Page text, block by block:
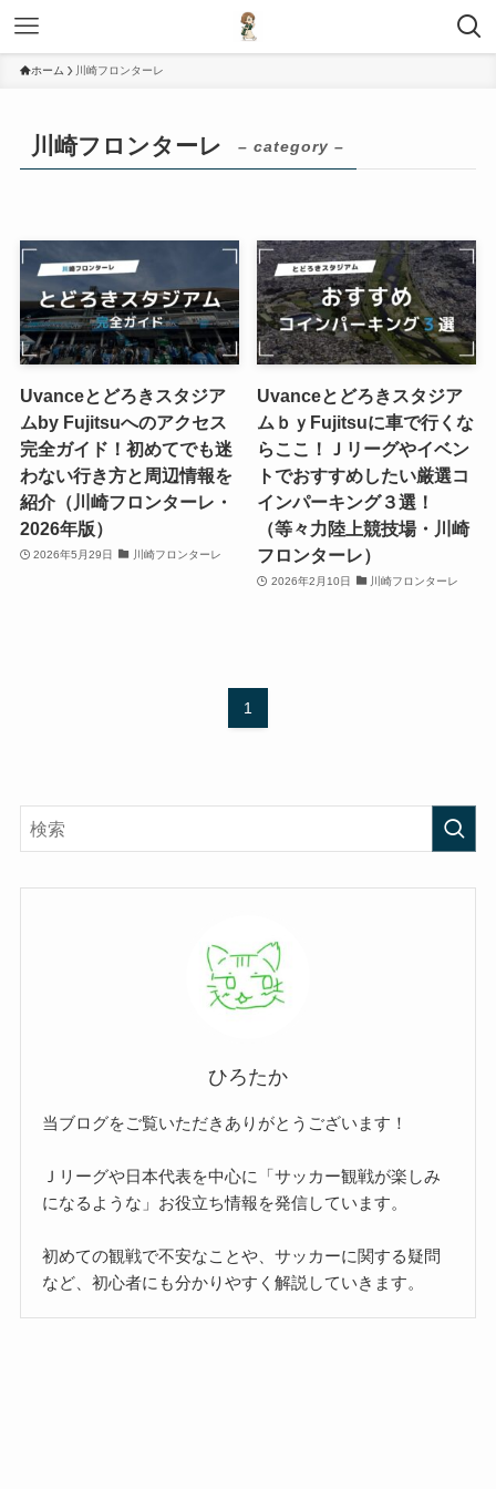
ホーム 川崎フロンターレ
川崎フロンターレ – category –
Uvanceとどろきスタジア
ムby Fujitsuへのアクセス
完全ガイド！初めてでも迷
わない行き方と周辺情報を
紹介（川崎フロンターレ・
2026年版）
2026年5月29日 川崎フロンターレ
Uvanceとどろきスタジア
ムｂｙFujitsuに車で行くな
らここ！Ｊリーグやイベン
トでおすすめしたい厳選コ
インパーキング３選！
（等々力陸上競技場・川崎
フロンターレ）
2026年2月10日 川崎フロンターレ
1
ひろたか
当ブログをご覧いただきありがとうございます！
Ｊリーグや日本代表を中心に「サッカー観戦が楽しみ
になるような」お役立ち情報を発信しています。
初めての観戦で不安なことや、サッカーに関する疑問
など、初心者にも分かりやすく解説していきます。